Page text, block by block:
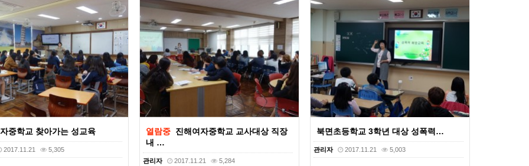
중학교 찾아가는 성교육
2017.11.21 5,305
열람중 진해여자중학교 교사대상 직장
내 …
관리자 2017.11.21 5,284
북면초등학교 3학년 대상 성폭력…
관리자 2017.11.21 5,003